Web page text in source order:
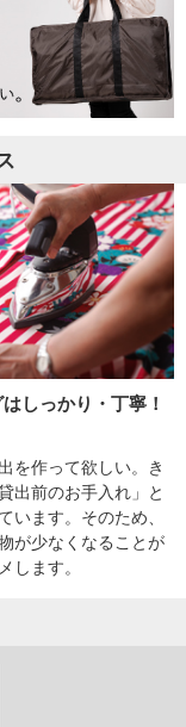
しっかり・丁寧！
を作って欲しい。き
出前のお手入れ」と
います。そのため、
が少なくなることが
します。